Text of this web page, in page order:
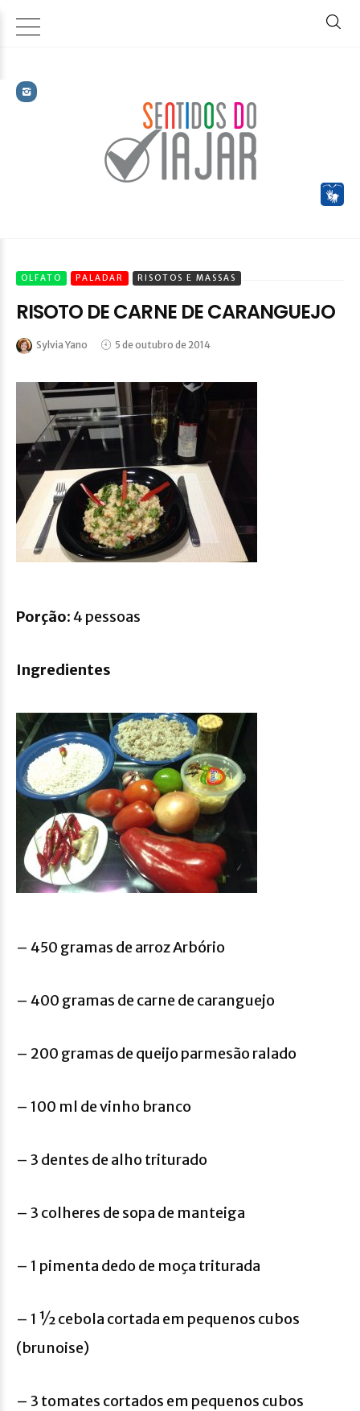
OLFATO PALADAR RISOTOS E MASSAS
RISOTO DE CARNE DE CARANGUEJO
Sylvia Yano 5 de outubro de 2014
Porção: 4 pessoas
Ingredientes
– 450 gramas de arroz Arbório
– 400 gramas de carne de caranguejo
– 200 gramas de queijo parmesão ralado
– 100 ml de vinho branco
– 3 dentes de alho triturado
– 3 colheres de sopa de manteiga
– 1 pimenta dedo de moça triturada
– 1 ½ cebola cortada em pequenos cubos
(brunoise)
– 3 tomates cortados em pequenos cubos